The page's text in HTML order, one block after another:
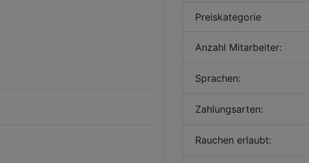
Preiskategorie
Anzahl Mitarbeiter:
Sprachen:
Zahlungsarten:
Rauchen erlaubt: